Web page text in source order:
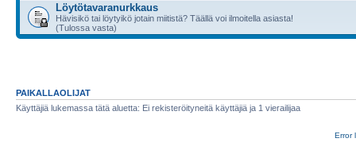
Löytötavaranurkkaus
Hävisikö tai löytyikö jotain miitistä? Täällä voi ilmoitella asiasta!
(Tulossa vasta)
PAIKALLAOLIJAT
Käyttäjiä lukemassa tätä aluetta: Ei rekisteröityneitä käyttäjiä ja 1 vierailijaa
Error